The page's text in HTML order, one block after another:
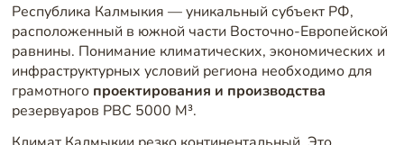
Республика Калмыкия — уникальный субъект РФ,
расположенный в южной части Восточно-Европейской
равнины. Понимание климатических, экономических и
инфраструктурных условий региона необходимо для
грамотного проектирования и производства
резервуаров РВС 5000 М³.